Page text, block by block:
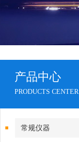
产品中心
PRODUCTS CENTER
常规仪器